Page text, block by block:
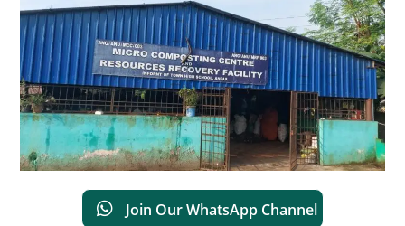
Join Our WhatsApp Channel